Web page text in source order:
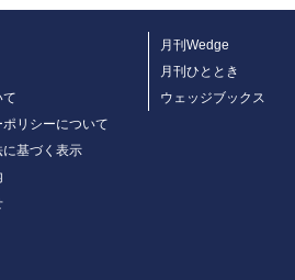
て
リシーについて
基づく表示
月刊Wedge
月刊ひととき
ウェッジブックス